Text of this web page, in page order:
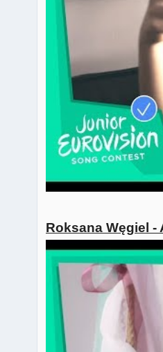
Roksana Węgiel -